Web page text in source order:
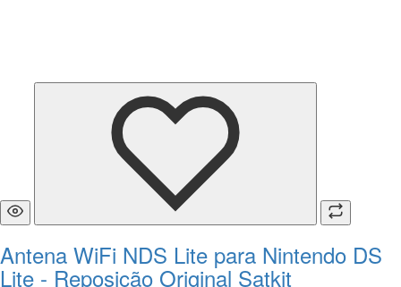
Antena WiFi NDS Lite para Nintendo DS
Lite - Reposição Original Satkit